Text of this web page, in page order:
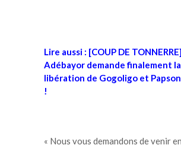
Lire aussi : [COUP DE TONNERRE]
Adébayor demande finalement la
libération de Gogoligo et
!
« Nous vous demandons de venir